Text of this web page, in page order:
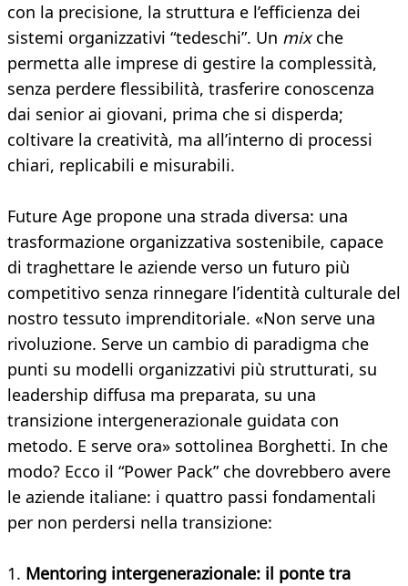
con la precisione, la struttura e l’efficienza dei
sistemi organizzativi “tedeschi”. Un mix che
permetta alle imprese di gestire la complessità,
senza perdere flessibilità, trasferire conoscenza
dai senior ai giovani, prima che si disperda;
coltivare la creatività, ma all’interno di processi
chiari, replicabili e misurabili.
Future Age propone una strada diversa: una
trasformazione organizzativa sostenibile, capace
di traghettare le aziende verso un futuro più
competitivo senza rinnegare l’identità culturale del
nostro tessuto imprenditoriale. «Non serve una
rivoluzione. Serve un cambio di paradigma che
punti su modelli organizzativi più strutturati, su
leadership diffusa ma preparata, su una
transizione intergenerazionale guidata con
metodo. E serve ora» sottolinea Borghetti. In che
modo? Ecco il “Power Pack” che dovrebbero avere
le aziende italiane: i quattro passi fondamentali
per non perdersi nella transizione:
1. Mentoring intergenerazionale: il ponte tra